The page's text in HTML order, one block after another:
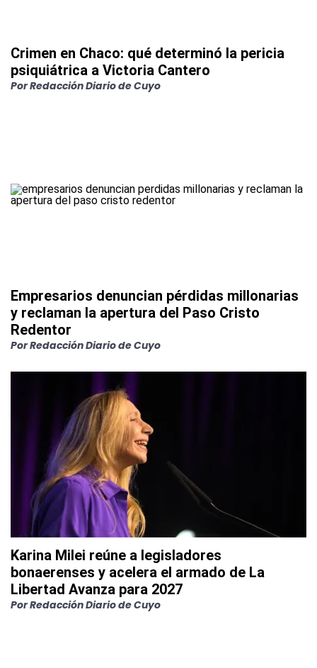
Crimen en Chaco: qué determinó la pericia
psiquiátrica a Victoria Cantero
PorRedacción Diario de Cuyo
Empresarios denuncian pérdidas millonarias
y reclaman la apertura del Paso Cristo
Redentor
PorRedacción Diario de Cuyo
Karina Milei reúne a legisladores
bonaerenses y acelera el armado de La
Libertad Avanza para 2027
PorRedacción Diario de Cuyo